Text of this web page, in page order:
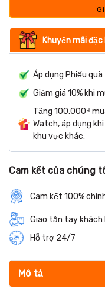
Khuyến mãi đặc
Áp dụng Phiếu
Giảm giá 10% khi
Tặng 100.000₫
Watch, áp dụng
khu vực khác.
Cam kết của chúng
Cam kết 100%
Giao tận tay khách
Hỗ trợ 24/7
Mô tả